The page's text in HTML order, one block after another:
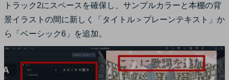
トラック2にスペースを確保し、サンプルカラーと本棚の背
景イラストの間に新しく「タイトル＞プレーンテキスト」か
ら「ベーシック6」を追加。